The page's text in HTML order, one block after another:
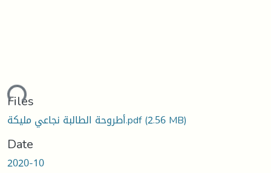
Files
أطروحة الطالبة نجاعي مليكة.pdf(2.56 MB)
Date
2020-10